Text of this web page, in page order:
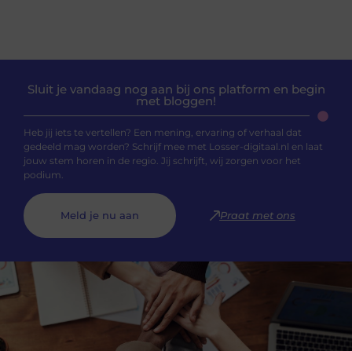
Sluit je vandaag nog aan bij ons platform en begin
met bloggen!
Heb jij iets te vertellen? Een mening, ervaring of verhaal dat
gedeeld mag worden? Schrijf mee met Losser-digitaal.nl en laat
jouw stem horen in de regio. Jij schrijft, wij zorgen voor het
podium.
Meld je nu aan Praat met ons